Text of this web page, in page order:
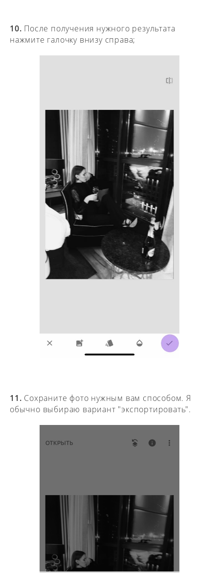
10. После получения нужного результата
нажмите галочку внизу справа;
11. Сохраните фото нужным вам способом. Я
обычно выбираю вариант "экспортировать".